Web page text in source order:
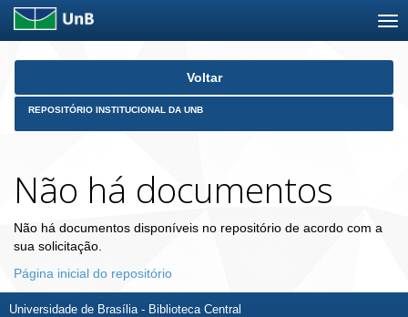
Skip
Voltar
REPOSITÓRIO INSTITUCIONAL DA UNB
Não há documentos
Não há documentos disponíveis no repositório de acordo com a
sua solicitação.
Página inicial do repositório
Universidade de Brasília - Biblioteca Central